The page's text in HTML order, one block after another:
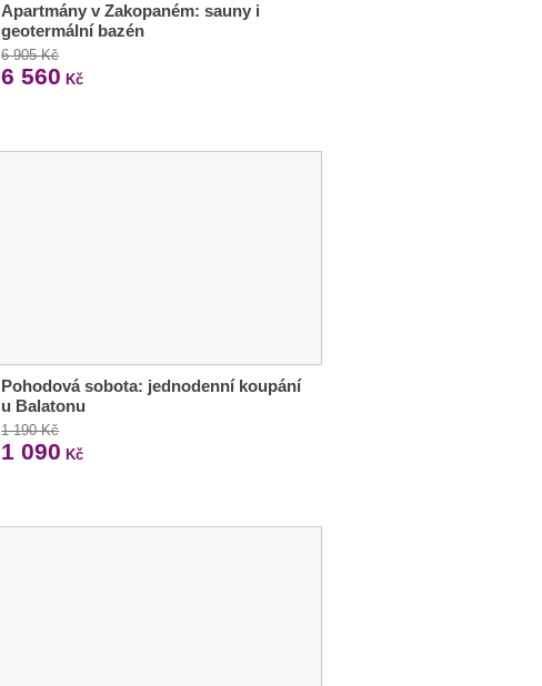
Apartmány v Zakopaném: sauny i
geotermální bazén
6 905 Kč
6 560 Kč
Pohodová sobota: jednodenní koupání
u Balatonu
1 190 Kč
1 090 Kč